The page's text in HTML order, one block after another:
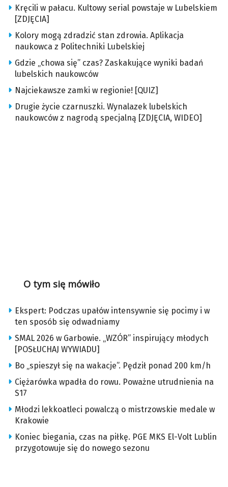
Kręcili w pałacu. Kultowy serial powstaje w Lubelskiem
[ZDJĘCIA]
Kolory mogą zdradzić stan zdrowia. Aplikacja
naukowca z Politechniki Lubelskiej
Gdzie „chowa się” czas? Zaskakujące wyniki badań
lubelskich naukowców
Najciekawsze zamki w regionie! [QUIZ]
Drugie życie czarnuszki. Wynalazek lubelskich
naukowców z nagrodą specjalną [ZDJĘCIA, WIDEO]
O tym się mówiło
Ekspert: Podczas upałów intensywnie się pocimy i w
ten sposób się odwadniamy
SMAL 2026 w Garbowie. „WZÓR” inspirujący młodych
[POSŁUCHAJ WYWIADU]
Bo „spieszył się na wakacje”. Pędził ponad 200 km/h
Ciężarówka wpadła do rowu. Poważne utrudnienia na
S17
Młodzi lekkoatleci powalczą o mistrzowskie medale w
Krakowie
Koniec biegania, czas na piłkę. PGE MKS El-Volt Lublin
przygotowuje się do nowego sezonu